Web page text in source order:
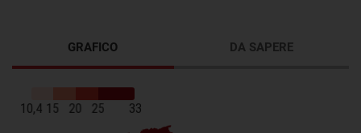
GRAFICO DA SAPERE